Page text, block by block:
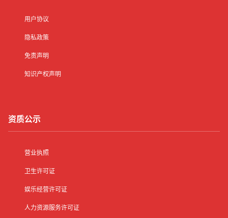
用户协议
隐私政策
免责声明
知识产权声明
资质公示
营业执照
卫生许可证
娱乐经营许可证
人力资源服务许可证